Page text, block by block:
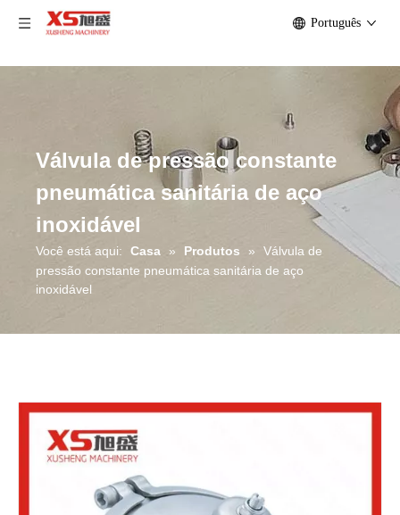
Português
Válvula de pressão constante
pneumática sanitária de aço
inoxidável
Você está aqui: Casa » Produtos »
Válvula de
pressão constante pneumática sanitária de aço
inoxidável